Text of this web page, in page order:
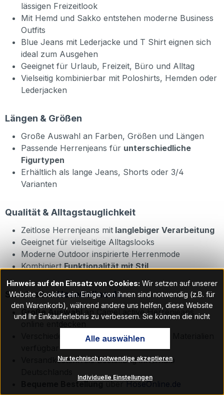
lässigen Freizeitlook
Mit Hemd und Sakko entstehen moderne Business
Outfits
Blue Jeans mit Lederjacke und T Shirt eignen sich
ideal zum Ausgehen
Geeignet für Urlaub, Freizeit, Büro und Alltag
Vielseitig kombinierbar mit Poloshirts, Hemden oder
Lederjacken
Längen & Größen
Große Auswahl an Farben, Größen und Längen
Passende Herrenjeans für unterschiedliche
Figurtypen
Erhältlich als lange Jeans, Shorts oder 3/4
Varianten
Qualität & Alltagstauglichkeit
Zeitlose Herrenjeans mit langlebiger Verarbeitung
Geeignet für vielseitige Alltagslooks
Moderne Outdoor inspirierte Herrenmode
KombiniertFunktionalität mit Stil
Service beiHoseOnline.de
Große Auswahl an Camel active Herrenjeans
Verschiedene Passformen, Farben und Materialien
Versandkostenfreie Bestellung innerhalb
HoseOnline.de
Hinweis auf den Einsatz von Cookies: Wir setzen auf unserer
Website Cookies ein. Einige von ihnen sind notwendig (z.B. für
den Warenkorb), während andere uns helfen, diese Website
und Ihr Einkauferlebnis zu verbessern. Sie können die nicht
notwendigen Cookies mit Klick auf „OK“ akzeptieren oder per
Klick auf "Nur technisch notwendige akzeptieren" ablehnen. Den
Zugang zu den Cookie-Einstellungen finden Sie im Fußbereich
unserer Website im Menüpunkt „Informationen“. Dort können Sie
Hinweis auf Verarbeitung Ihrer auf dieser Webseite erhobenen
Nur technisch notwendige akzeptieren
Individuelle Einstellungen
Alle auswählen